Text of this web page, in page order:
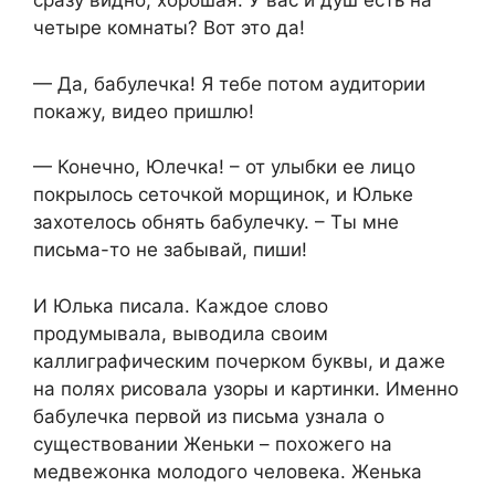
четыре комнаты? Вот это да!
— Да, бабулечка! Я тебе потом аудитории
покажу, видео пришлю!
— Конечно, Юлечка! – от улыбки ее лицо
покрылось сеточкой морщинок, и Юльке
захотелось обнять бабулечку. – Ты мне
письма-то не забывай, пиши!
И Юлька писала. Каждое слово
продумывала, выводила своим
каллиграфическим почерком буквы, и даже
на полях рисовала узоры и картинки. Именно
бабулечка первой из письма узнала о
существовании Женьки – похожего на
медвежонка молодого человека. Женька